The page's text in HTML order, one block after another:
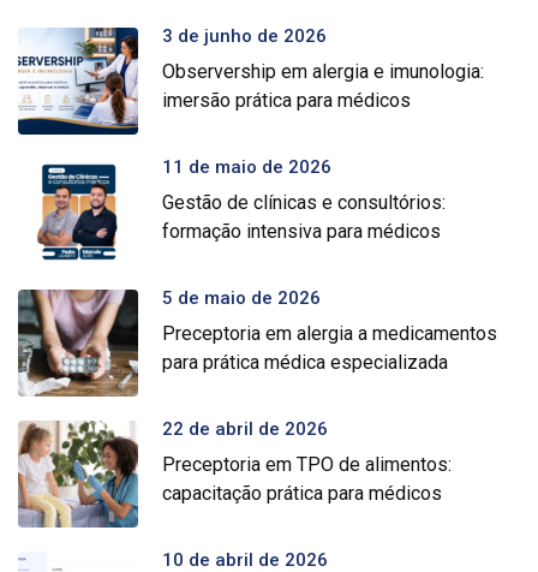
3 de junho de 2026
Observership em alergia e imunologia:
imersão prática para médicos
11 de maio de 2026
Gestão de clínicas e consultórios:
formação intensiva para médicos
5 de maio de 2026
Preceptoria em alergia a medicamentos
para prática médica especializada
22 de abril de 2026
Preceptoria em TPO de alimentos:
capacitação prática para médicos
10 de abril de 2026